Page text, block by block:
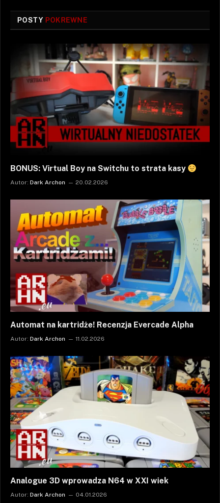
POSTY POKREWNE
BONUS: Virtual Boy na Switchu to strata kasy
Autor: Dark Archon 20.02.2026
Automat na kartridże! Recenzja Evercade Alpha
Autor: Dark Archon 11.02.2026
Analogue 3D wprowadza N64 w XXI wiek
Autor: Dark Archon 04.01.2026